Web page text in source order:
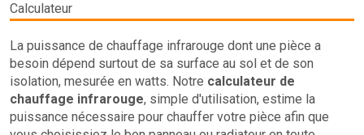
Calculateur
La puissance de chauffage infrarouge dont une pièce a
besoin dépend surtout de sa surface au sol et de son
isolation, mesurée en watts. Notre calculateur de
chauffage infrarouge, simple d'utilisation, estime la
puissance nécessaire pour chauffer votre pièce afin que